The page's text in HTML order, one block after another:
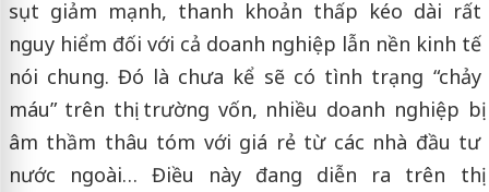
sụt giảm mạnh, thanh khoản thấp kéo dài rất
nguy hiểm đối với cả doanh nghiệp lẫn nền kinh tế
nói chung. Đó là chưa kể sẽ có tình trạng “chảy
máu” trên thị trường vốn, nhiều doanh nghiệp bị
âm thầm thâu tóm với giá rẻ từ các nhà đầu tư
nước ngoài… Điều này đang diễn ra trên thị